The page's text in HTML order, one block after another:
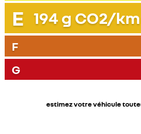
E 194 g CO2/km
F
G
estimez votre véhicule